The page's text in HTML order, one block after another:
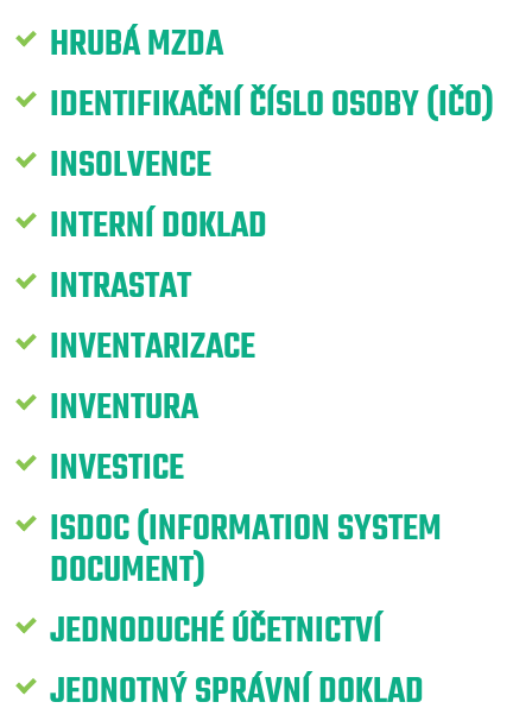
HRUBÁ MZDA
IDENTIFIKAČNÍ ČÍSLO OSOBY (IČO)
INSOLVENCE
INTERNÍ DOKLAD
INTRASTAT
INVENTARIZACE
INVENTURA
INVESTICE
ISDOC (INFORMATION SYSTEM
DOCUMENT)
JEDNODUCHÉ ÚČETNICTVÍ
JEDNOTNÝ SPRÁVNÍ DOKLAD